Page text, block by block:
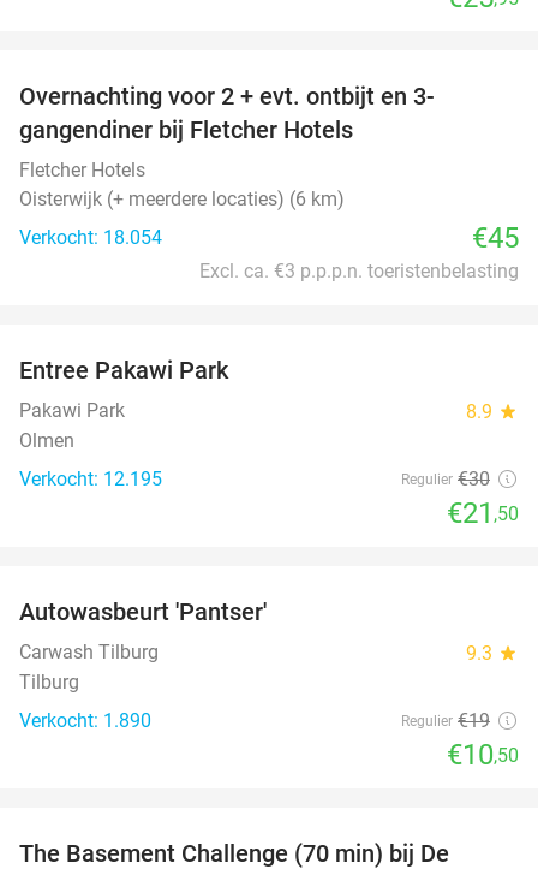
Overnachting voor 2 + evt. ontbijt en 3-
gangendiner bij Fletcher Hotels
Fletcher Hotels
Oisterwijk (+ meerdere locaties) (6 km)
Verkocht: 18.054
€45
Excl. ca. €3 p.p.p.n. toeristenbelasting
Entree Pakawi Park
Pakawi Park 8.9 star
Olmen
Verkocht: 12.195
Regulier €30
€21 ,50
Autowasbeurt 'Pantser'
Carwash Tilburg 9.3 star
Tilburg
Verkocht: 1.890
Regulier €19
€10,50
The Basement Challenge (70 min) bij De